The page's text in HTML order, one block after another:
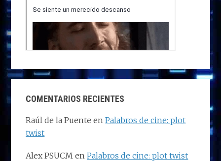
COMENTARIOS RECIENTES
Raúl de la Puente enPalabros de cine: plot
twist
Alex PSUCM enPalabros de cine: plot twist